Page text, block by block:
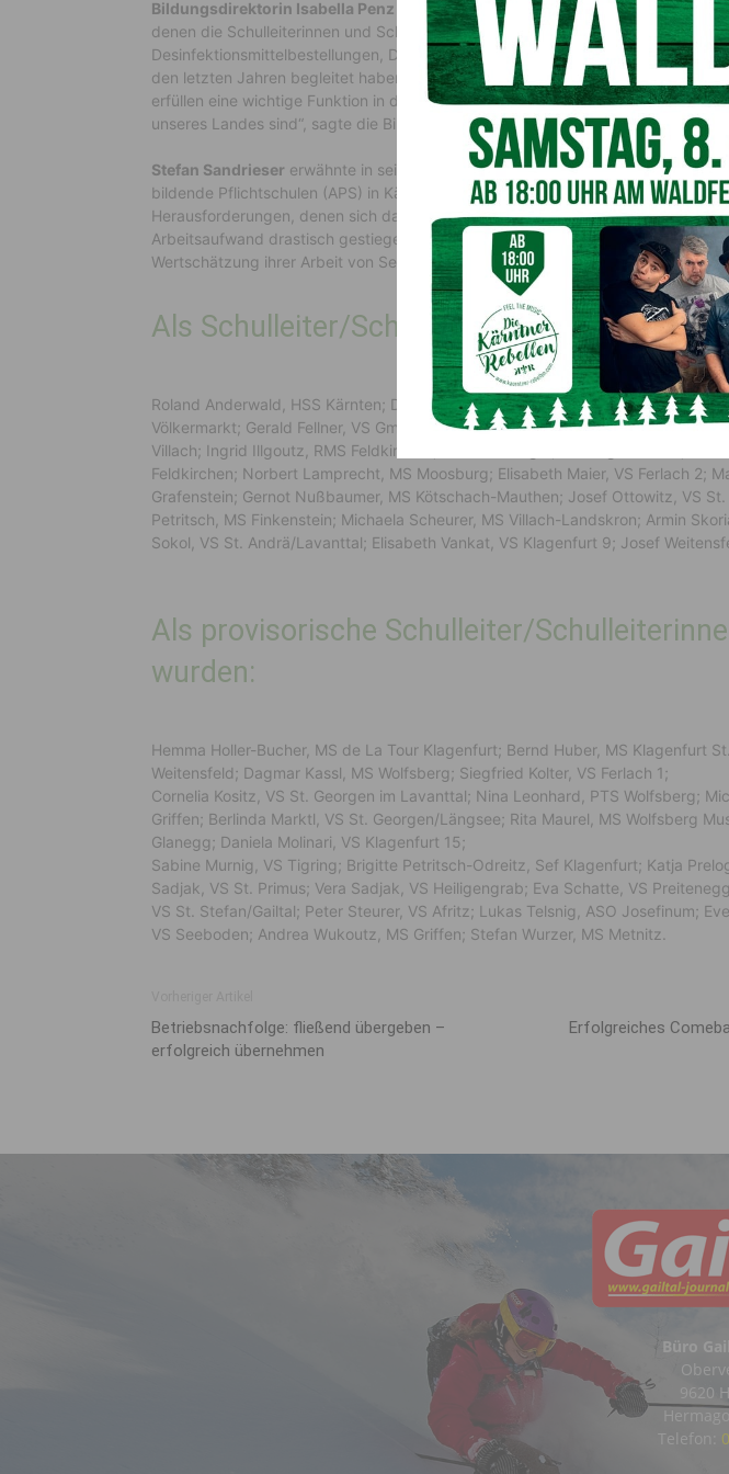
Bildungsdirektorin Isabella Penz verwies auf die vielen zusätzlichen
denen die Schulleiterinnen und Schulleiter aufgrund der Pandemie konfrontiert
Desinfektionsmittelbestellungen, Digitalisierung und Listenerstellungen sind nur
den letzten Jahren begleitet haben. In erster Linie sind sie aber nicht Manager,
erfüllen eine wichtige Funktion in der Gesellschaft, da die heutigen
unseres Landes sind“, sagte die Bildungsdirektorin.
Stefan Sandrieser erwähnte in seiner Funktion als Vorsitzender des
bildende Pflichtschulen (APS) in Kärnten, die sich permanent steigernden
Herausforderungen, denen sich das Lehrpersonal an den Schulen stellen muss.
Arbeitsaufwand drastisch gestiegen. Die heutige Dekretverleihung im
Wertschätzung ihrer Arbeit von Seiten des Landes“, betonte Sandrieser.
Als Schulleiter/Schulleiterinnen bestellt
Roland Anderwald, HSS Kärnten; Daniela Buxbaum, MS Nockberge-
Völkermarkt; Gerald Fellner, VS Gmünd; Michael Hansche, VS Klagenfurt 12;
Villach; Ingrid Illgoutz, RMS Feldkirchen; Elisabeth Jäger, VS Klagenfurt 14;
Feldkirchen; Norbert Lamprecht, MS Moosburg; Elisabeth Maier, VS Ferlach 2;
Grafenstein; Gernot Nußbaumer, MS Kötschach-Mauthen; Josef Ottowitz, VS
Petritsch, MS Finkenstein; Michaela Scheurer, MS Villach-Landskron; Armin
Sokol, VS St. Andrä/Lavanttal; Elisabeth Vankat, VS Klagenfurt 9; Josef
Als provisorische Schulleiter/
wurden:
Hemma Holler-Bucher, MS de La Tour Klagenfurt; Bernd Huber, MS Klagenfurt
Weitensfeld; Dagmar Kassl, MS Wolfsberg; Siegfried Kolter, VS Ferlach 1;
Cornelia Kositz, VS St. Georgen im Lavanttal; Nina Leonhard, PTS Wolfsberg;
Griffen; Berlinda Marktl, VS St. Georgen/Längsee; Rita Maurel, MS Wolfsberg
Glanegg; Daniela Molinari, VS Klagenfurt 15;
Sabine Murnig, VS Tigring; Brigitte Petritsch-Odreitz, Sef Klagenfurt; Katja
Sadjak, VS St. Primus; Vera Sadjak, VS Heiligengrab; Eva Schatte, VS
VS St. Stefan/Gailtal; Peter Steurer, VS Afritz; Lukas Telsnig, ASO Josefinum;
VS Seeboden; Andrea Wukoutz, MS Griffen; Stefan Wurzer, MS Metnitz.
Betriebsnachfolge: fließend übergeben –
erfolgreich übernehmen
Erfolgreiches
Büro
9620
Telefon: